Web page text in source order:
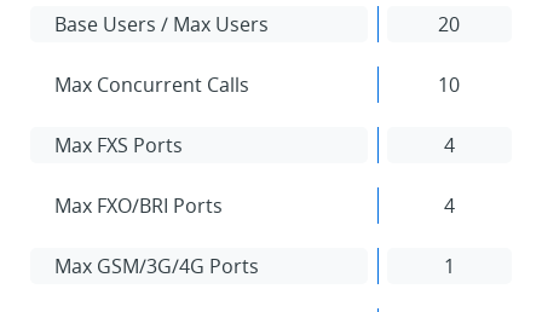
Base Users / Max Users 20
Max Concurrent Calls 10
Max FXS Ports 4
Max FXO/BRI Ports 4
Max GSM/3G/4G Ports 1